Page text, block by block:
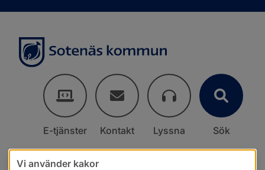
E-tjänster Kontakt Lyssna Sök
Vi använder kakor